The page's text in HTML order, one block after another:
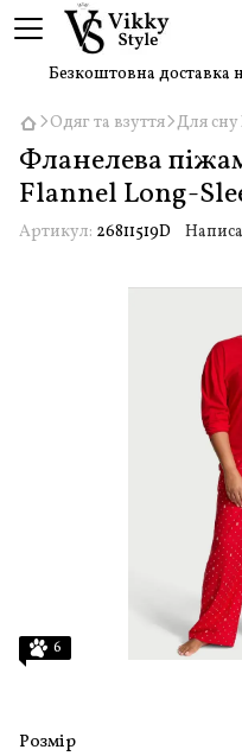
Безкоштовна доставка
Одяг та взуття Для сну
Фланелева
Flannel Long-
Артикул: 26811519D
6
Розмір